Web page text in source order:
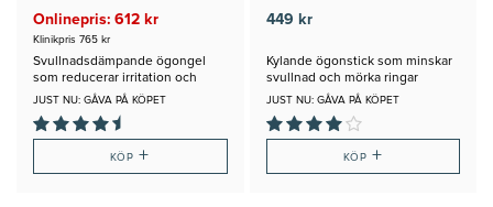
Onlinepris: 612 kr
Klinikpris 765 kr
Svullnadsdämpande ögongel
som reducerar irritation och
påsar
JUST NU: GÅVA PÅ KÖPET
KÖP+
449 kr
Kylande ögonstick som minskar
svullnad och mörka ringar
JUST NU: GÅVA PÅ KÖPET
KÖP +